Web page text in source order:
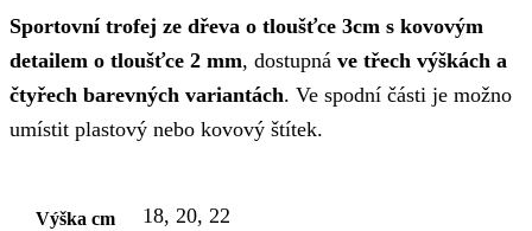
Sportovní trofej ze dřeva o tloušťce 3cm s kovovým
detailem o tloušťce 2 mm, dostupná ve třech výškách a
čtyřech barevných variantách. Ve spodní části je možno
umístit plastový nebo kovový štítek.
Výška cm 18, 20, 22